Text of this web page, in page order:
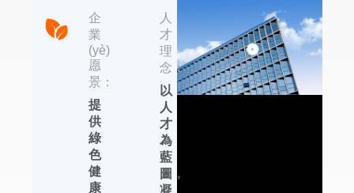
——杭州，依托于近
年來杭州的國家信息
化試點城市、電子商
務試點城市、集成電
路設計產(chǎn)業
(yè)化基地的發(fā)展
優(yōu)勢，在除濕
機、加濕器、恒溫恒
濕機及轉(zhuǎn)輪除
濕機等產(chǎn)品的
性能提升、產(chǎn)
企
業
(yè)
愿
景：
提
供
綠
色
健
康
人
才
理
念：
以
人
才
為
藍
圖，
凝